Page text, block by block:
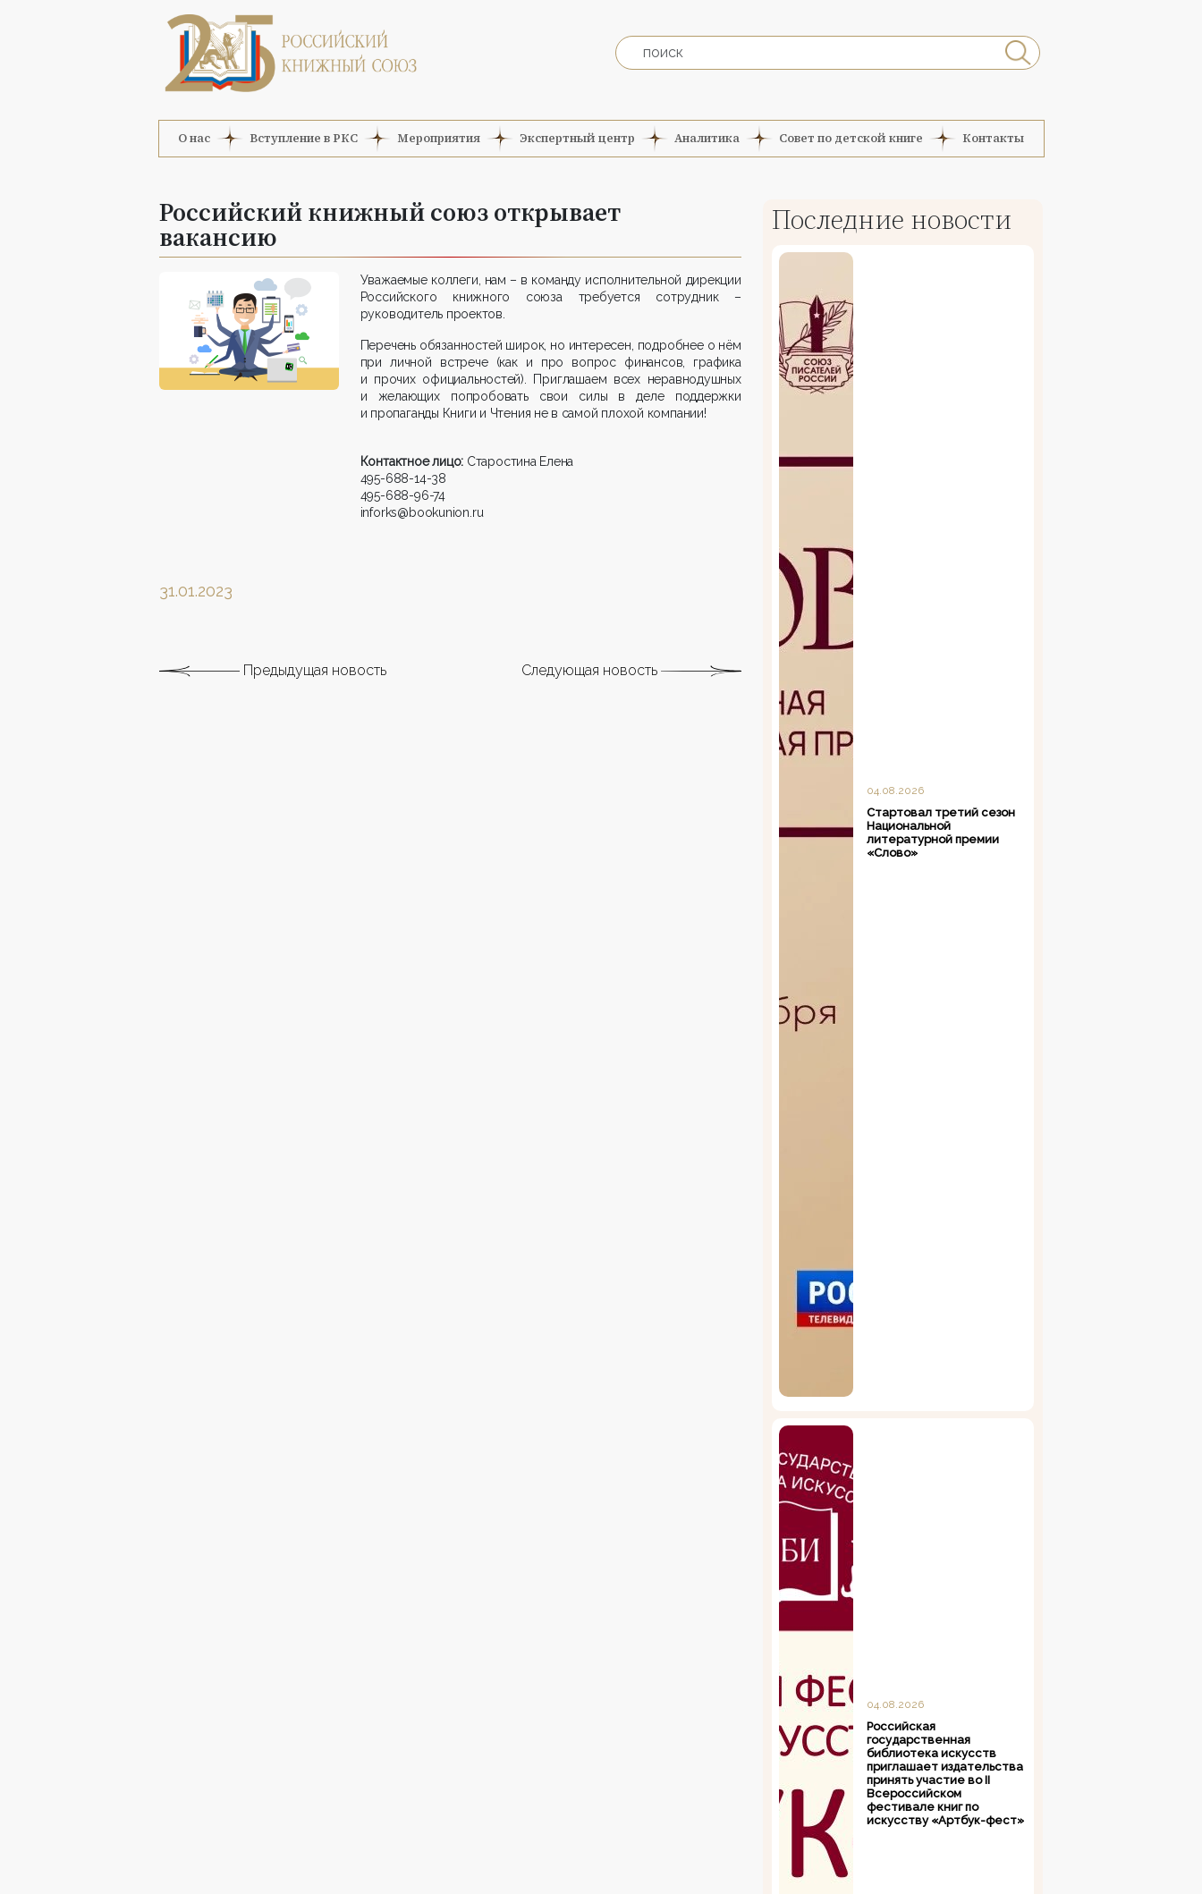
О нас Вступление в РКС Мероприятия Экспертный центр Аналитика Совет по детской книге Контакты
Российский книжный союз открывает
вакансию
Уважаемые коллеги, нам – в команду исполнительной дирекции
Российского книжного союза требуется сотрудник –
руководитель проектов.
Перечень обязанностей широк, но интересен, подробнее о нём
при личной встрече (как и про вопрос финансов, графика
и прочих официальностей). Приглашаем всех неравнодушных
и желающих попробовать свои силы в деле поддержки
и пропаганды Книги и Чтения не в самой плохой компании!
Контактное лицо: Старостина Елена
495-688-14-38
495-688-96-74
inforks@bookunion.ru
31.01.2023
Предыдущая новость Следующая новость
Последние новости
04.08.2026
Стартовал третий сезон
Национальной
литературной премии
«Слово»
04.08.2026
Российская
государственная
библиотека искусств
приглашает издательства
принять участие во II
Всероссийском
фестивале книг по
искусству «Артбук-фест»